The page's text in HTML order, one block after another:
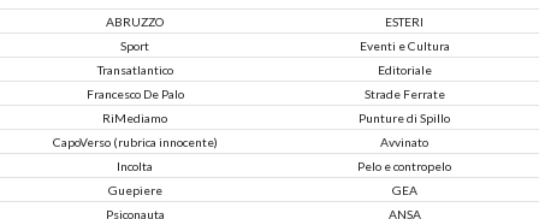
ABRUZZO
ESTERI
Sport
Eventi e Cultura
Transatlantico
Editoriale
Francesco De Palo
Strade Ferrate
RiMediamo
Punture di Spillo
CapoVerso (rubrica innocente)
Avvinato
Incolta
Pelo e contropelo
Guepiere
GEA
Psiconauta
ANSA